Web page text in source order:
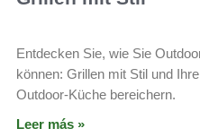
Entdecken Sie, wie Sie
können: Grillen mit Stil und
Outdoor-Küche bereichern.
Leer más »